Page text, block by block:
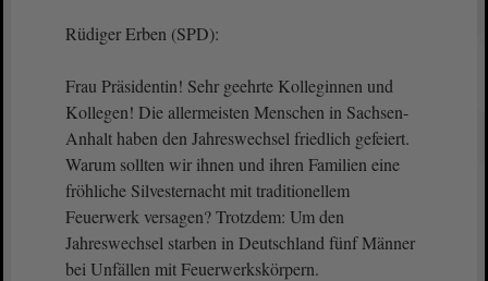
Rüdiger Erben (SPD):
Frau Präsidentin! Sehr geehrte Kolleginnen und
Kollegen! Die allermeisten Menschen in Sachsen-
Anhalt haben den Jahreswechsel friedlich gefeiert.
Warum sollten wir ihnen und ihren Familien eine
fröhliche Silvesternacht mit traditionellem
Feuerwerk versagen? Trotzdem: Um den
Jahreswechsel starben in Deutschland fünf Männer
bei Unfällen mit Feuerwerkskörpern.